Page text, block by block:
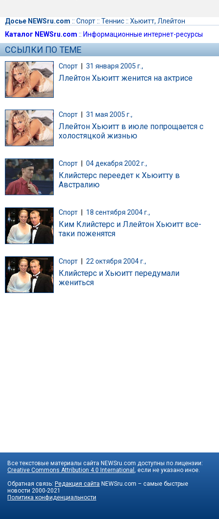
Досье NEWSru.com :: Спорт:: Теннис:: Хьюитт, Ллейтон
Каталог NEWSru.com :: Информационные интернет-ресурсы
ССЫЛКИ ПО ТЕМЕ
Спорт | 31 января 2005 г.,
Ллейтон Хьюитт женится на актрисе
Спорт | 31 мая 2005 г.,
Ллейтон Хьюитт в июле попрощается с
холостяцкой жизнью
Спорт 04 декабря 2002 г.,
Клийстерс переедет к Хьюитту в
Австралию
Спорт 18 сентября 2004 г.,
Ким Клийстерс и Ллейтон Хьюитт все-
таки поженятся
Спорт 22 октября 2004 г.,
Клийстерс и Хьюитт передумали
жениться
Все текстовые материалы сайта NEWSru.com доступны по лицензии:
Creative Commons Attribution 4.0 International
, если не указано иное.
Обратная связь: Редакция сайта NEWSru.com – самые быстрые
новости 2000-2021
Политика конфиденциальности